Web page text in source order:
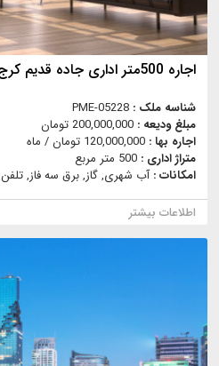
اجاره 500متر اداری جاده قدیم کرج
شناسه ملک : PME-05228
مبلغ ودیعه : 200,000,000 تومان
اجاره بها : 120,000,000 تومان / ماه
متراژ اداری : 500 متر مربع
امکانات :آب شهری, گاز, برق سه فاز, تلفن
اطلاعات بیشتر